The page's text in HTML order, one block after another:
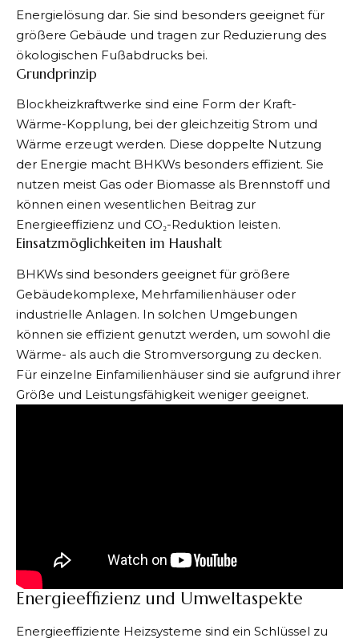
Energielösung dar. Sie sind besonders geeignet für
größere Gebäude und tragen zur Reduzierung des
ökologischen Fußabdrucks bei.
Grundprinzip
Blockheizkraftwerke sind eine Form der Kraft-
Wärme-Kopplung, bei der gleichzeitig Strom und
Wärme erzeugt werden. Diese doppelte Nutzung
der Energie macht BHKWs besonders effizient. Sie
nutzen meist Gas oder Biomasse als Brennstoff und
können einen wesentlichen Beitrag zur
Energieeffizienz und CO₂-Reduktion leisten.
Einsatzmöglichkeiten im Haushalt
BHKWs sind besonders geeignet für größere
Gebäudekomplexe, Mehrfamilienhäuser oder
industrielle Anlagen. In solchen Umgebungen
können sie effizient genutzt werden, um sowohl die
Wärme- als auch die Stromversorgung zu decken.
Für einzelne Einfamilienhäuser sind sie aufgrund ihrer
Größe und Leistungsfähigkeit weniger geeignet.
Energieeffizienz und Umweltaspekte
Energieeffiziente Heizsysteme sind ein Schlüssel zu